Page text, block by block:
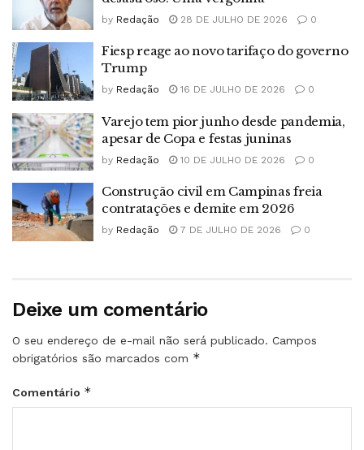
by Redação 28 DE JULHO DE 2026 0
Fiesp reage ao novo tarifaço do governo
Trump
by Redação 16 DE JULHO DE 2026 0
Varejo tem pior junho desde pandemia,
apesar de Copa e festas juninas
by Redação 10 DE JULHO DE 2026 0
Construção civil em Campinas freia
contratações e demite em 2026
by Redação 7 DE JULHO DE 2026 0
Deixe um comentário
O seu endereço de e-mail não será publicado. Campos
obrigatórios são marcados com *
Comentário *